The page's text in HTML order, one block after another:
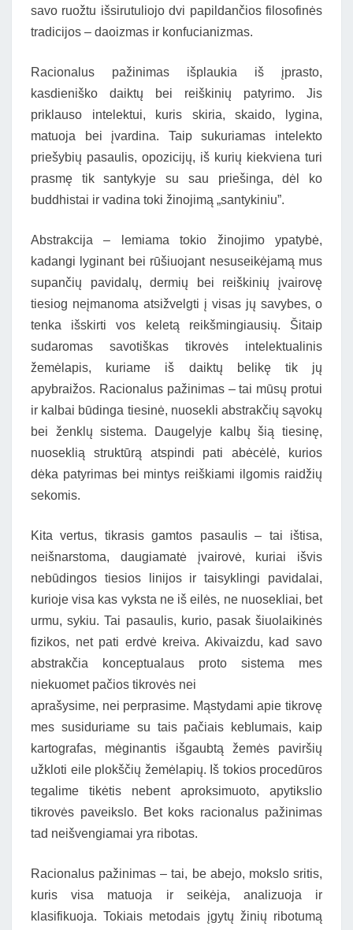
savo ruožtu išsirutuliojo dvi papildančios filosofinės
tradicijos – daoizmas ir konfucianizmas.
Racionalus pažinimas išplaukia iš įprasto,
kasdieniško daiktų bei reiškinių patyrimo. Jis
priklauso intelektui, kuris skiria, skaido, lygina,
matuoja bei įvardina. Taip sukuriamas intelekto
priešybių pasaulis, opozicijų, iš kurių kiekviena turi
prasmę tik santykyje su sau priešinga, dėl ko
buddhistai ir vadina toki žinojimą „santykiniu”.
Abstrakcija – lemiama tokio žinojimo ypatybė,
kadangi lyginant bei rūšiuojant nesuseikėjamą mus
supančių pavidalų, dermių bei reiškinių įvairovę
tiesiog neįmanoma atsižvelgti į visas jų savybes, o
tenka išskirti vos keletą reikšmingiausių. Šitaip
sudaromas savotiškas tikrovės intelektualinis
žemėlapis, kuriame iš daiktų belikę tik jų
apybraižos. Racionalus pažinimas – tai mūsų protui
ir kalbai būdinga tiesinė, nuosekli abstrakčių sąvokų
bei ženklų sistema. Daugelyje kalbų šią tiesinę,
nuoseklią struktūrą atspindi pati abėcėlė, kurios
dėka patyrimas bei mintys reiškiami ilgomis raidžių
sekomis.
Kita vertus, tikrasis gamtos pasaulis – tai ištisa,
neišnarstoma, daugiamatė įvairovė, kuriai išvis
nebūdingos tiesios linijos ir taisyklingi pavidalai,
kurioje visa kas vyksta ne iš eilės, ne nuosekliai, bet
urmu, sykiu. Tai pasaulis, kurio, pasak šiuolaikinės
fizikos, net pati erdvė kreiva. Akivaizdu, kad savo
abstrakčia konceptualaus proto sistema mes
niekuomet pačios tikrovės nei
aprašysime, nei perprasime. Mąstydami apie tikrovę
mes susiduriame su tais pačiais keblumais, kaip
kartografas, mėginantis išgaubtą žemės paviršių
užkloti eile plokščių žemėlapių. Iš tokios procedūros
tegalime tikėtis nebent aproksimuoto, apytikslio
tikrovės paveikslo. Bet koks racionalus pažinimas
tad neišvengiamai yra ribotas.
Racionalus pažinimas – tai, be abejo, mokslo sritis,
kuris visa matuoja ir seikėja, analizuoja ir
klasifikuoja. Tokiais metodais įgytų žinių ribotumą